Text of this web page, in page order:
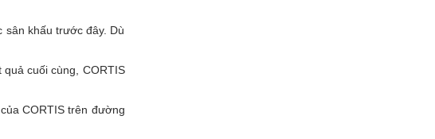
sân khấu trước đây. Dù
quả cuối cùng, CORTIS
CORTIS trên đường